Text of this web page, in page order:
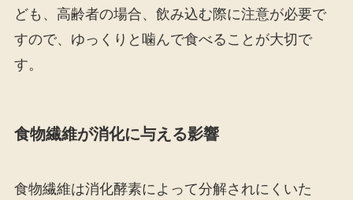
ども、高齢者の場合、飲み込む際に注意が必要で
すので、ゆっくりと噛んで食べることが大切で
す。
食物繊維が消化に与える影響
食物繊維は消化酵素によって分解されにくいた